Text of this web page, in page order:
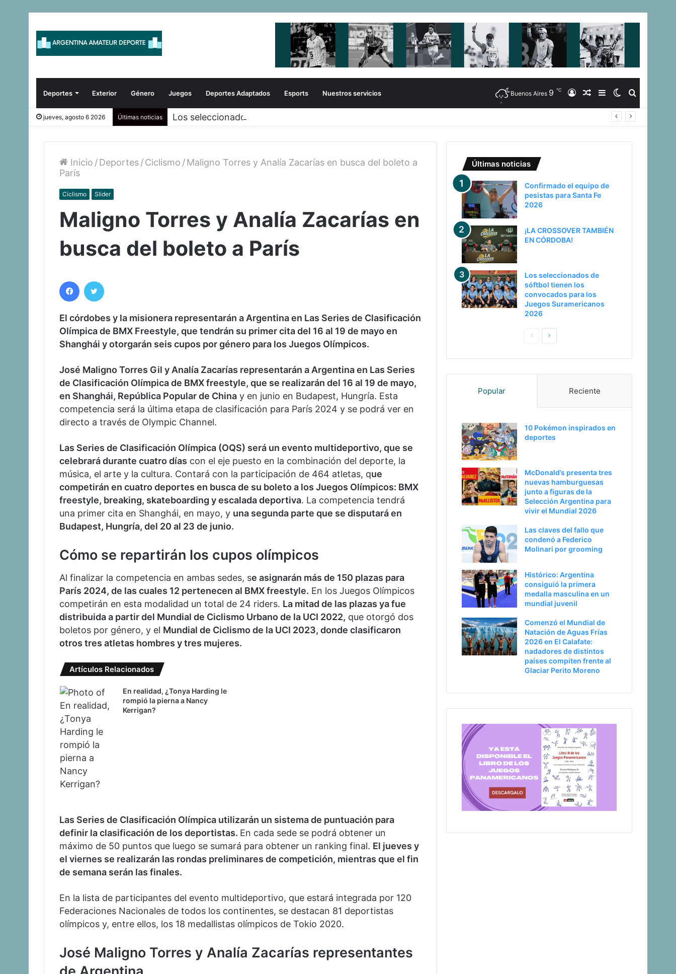
Deportes Exterior Género Juegos Deportes Adaptados Esports Nuestros servicios Buscar
Switch
skin
Barra
Lateral
Artículo
Aleatorio
Iniciar
Buenos Aires 9 ℃
jueves, agosto 6 2026 Últimas noticias Los seleccionados de sóftbol tienen los convocados para los Juegos Suramericanos 2026
Inicio /Deportes/Ciclismo /Maligno Torres y Analía Zacarías en busca del boleto a
París
Ciclismo Slider
Maligno Torres y Analía Zacarías en
busca del boleto a París
Facebook
El córdobes y la misionera representarán a Argentina en Las Series de Clasificación
Olímpica de BMX Freestyle, que tendrán su primer cita del 16 al 19 de mayo en
Shanghái y otorgarán seis cupos por género para los Juegos Olímpicos.
José Maligno Torres Gil y Analía Zacarías representarán a Argentina en Las Series
de Clasificación Olímpica de BMX freestyle, que se realizarán del 16 al 19 de mayo,
en Shanghái, República Popular de China y en junio en Budapest, Hungría. Esta
competencia será la última etapa de clasificación para París 2024 y se podrá ver en
directo a través de Olympic Channel.
Las Series de Clasificación Olímpica (OQS) será un evento multideportivo, que se
celebrará durante cuatro días con el eje puesto en la combinación del deporte, la
música, el arte y la cultura. Contará con la participación de 464 atletas, que
competirán en cuatro deportes en busca de su boleto a los Juegos Olímpicos: BMX
freestyle, breaking, skateboarding y escalada deportiva. La competencia tendrá
una primer cita en Shanghái, en mayo, y una segunda parte que se disputará en
Budapest, Hungría, del 20 al 23 de junio.
Cómo se repartirán los cupos olímpicos
Al finalizar la competencia en ambas sedes, se asignarán más de 150 plazas para
París 2024, de las cuales 12 pertenecen al BMX freestyle. En los Juegos Olímpicos
competirán en esta modalidad un total de 24 riders. La mitad de las plazas ya fue
distribuida a partir del Mundial de Ciclismo Urbano de la UCI 2022, que otorgó dos
boletos por género, y el Mundial de Ciclismo de la UCI 2023, donde clasificaron
otros tres atletas hombres y tres mujeres.
Artículos Relacionados
En realidad, ¿Tonya Harding le
rompió la pierna a Nancy
Kerrigan?
Las Series de Clasificación Olímpica utilizarán un sistema de puntuación para
definir la clasificación de los deportistas. En cada sede se podrá obtener un
máximo de 50 puntos que luego se sumará para obtener un ranking final. El jueves y
el viernes se realizarán las rondas preliminares de competición, mientras que el fin
de semana serán las finales.
En la lista de participantes del evento multideportivo, que estará integrada por 120
Federaciones Nacionales de todos los continentes, se destacan 81 deportistas
olímpicos y, entre ellos, los 18 medallistas olímpicos de Tokio 2020.
José Maligno Torres y Analía Zacarías representantes
Últimas noticias
Confirmado el equipo de
pesistas para Santa Fe
2026
¡LA CROSSOVER TAMBIÉN
EN CÓRDOBA!
Los seleccionados de
sóftbol tienen los
convocados para los
Juegos Suramericanos
2026
PaginaSiguiente
Popular Reciente
10 Pokémon inspirados en
deportes
McDonald’s presenta tres
nuevas hamburguesas
junto a figuras de la
Selección Argentina para
vivir el Mundial 2026
Las claves del fallo que
condenó a Federico
Molinari por grooming
Histórico: Argentina
consiguió la primera
medalla masculina en un
mundial juvenil
Comenzó el Mundial de
Natación de Aguas Frías
2026 en El Calafate:
nadadores de distintos
países compiten frente al
Glaciar Perito Moreno